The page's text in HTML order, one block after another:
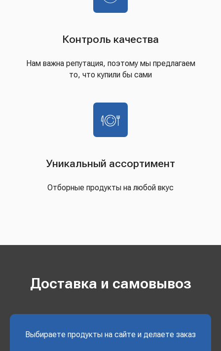
Контроль качества
Нам важна репутация, поэтому мы предлагаем
то, что купили бы сами
Уникальный ассортимент
Отборные продукты на любой вкус
Доставка и самовывоз
Выбираете продукты на сайте и делаете заказ